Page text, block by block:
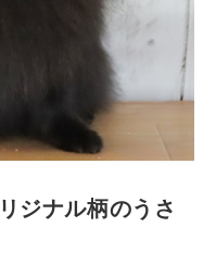
ジナル柄のうさ